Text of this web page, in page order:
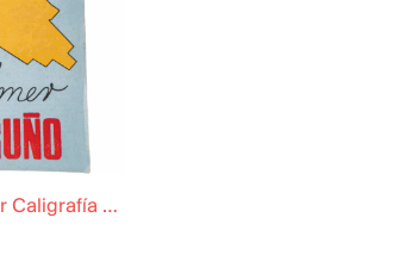
Cuaderno Palmer Caligrafía Original Tomo 3